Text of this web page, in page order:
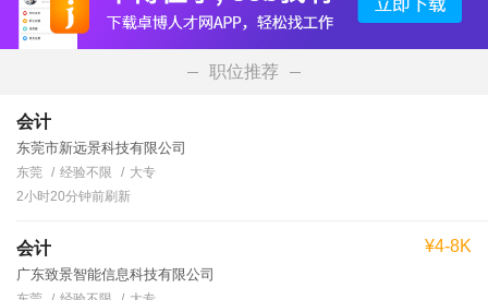
职位推荐
会计
东莞市新远景科技有限公司
东莞 经验不限
大专
2小时20分钟前刷新
会计
广东致景智能信息科技有限公司
¥4-8K